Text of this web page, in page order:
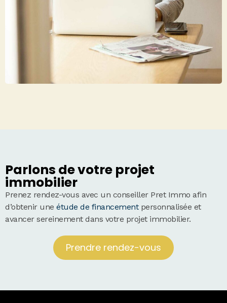
Parlons de votre projet
immobilier
Prenez rendez-vous avec un conseiller Pret Immo afin
d’obtenir une étude de financementpersonnalisée et
avancer sereinement dans votre projet immobilier.
Prendre rendez-vous